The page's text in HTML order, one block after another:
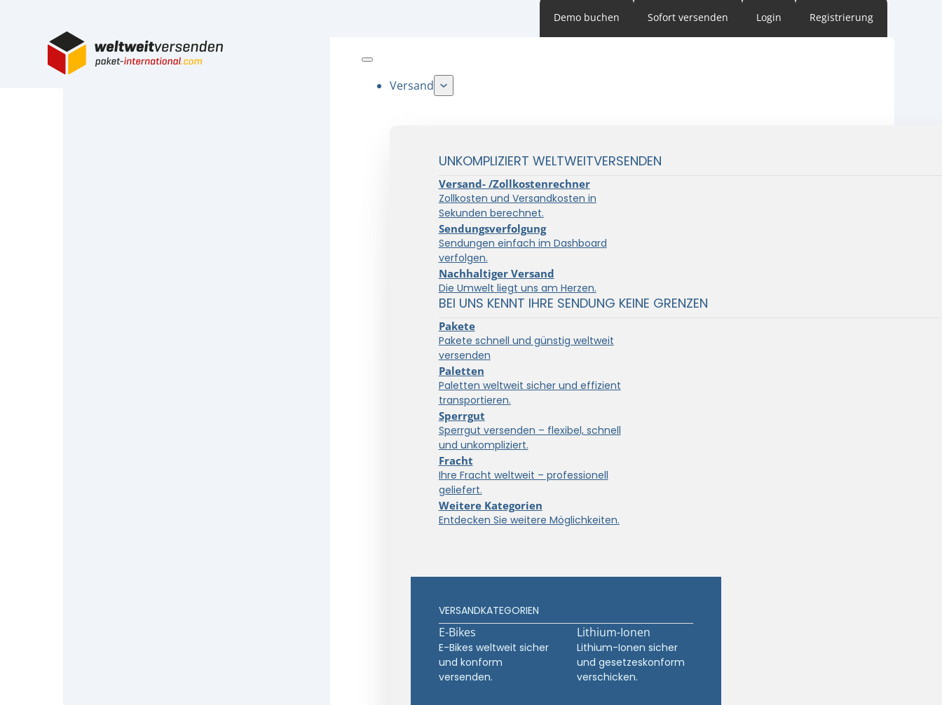
Versand
UNKOMPLIZIERT WELTWEITVERSENDEN
Versand- /Zollkostenrechner
Zollkosten und Versandkosten in
Sekunden berechnet.
Sendungsverfolgung
Sendungen einfach im Dashboard
verfolgen.
Nachhaltiger Versand
Die Umwelt liegt uns am Herzen.
BEI UNS KENNT IHRE SENDUNG KEINE GRENZEN
Pakete
Pakete schnell und günstig weltweit
versenden
Paletten
Paletten weltweit sicher und effizient
transportieren.
Sperrgut
Sperrgut versenden – flexibel, schnell
und unkompliziert.
Fracht
Ihre Fracht weltweit – professionell
geliefert.
Weitere Kategorien
Entdecken Sie weitere Möglichkeiten.
VERSANDKATEGORIEN
E-Bikes
E-Bikes weltweit sicher
und konform
versenden.
Lithium-Ionen
Lithium-Ionen sicher
und gesetzeskonform
verschicken.
Demo buchen Sofort versenden Login Registrierung